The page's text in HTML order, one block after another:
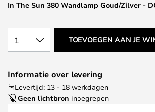
gallerij
In The Sun 380 Wandlamp Goud/Zilver -
1 TOEVOEGEN AAN JE
Informatie over levering
Levertijd: 13 - 18 werkdagen
Geen lichtbron inbegrepen